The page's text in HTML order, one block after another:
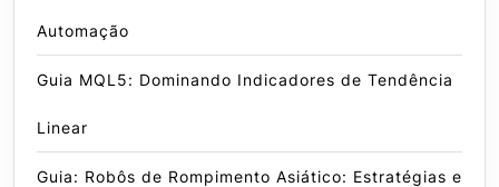
Automação
Guia MQL5: Dominando Indicadores de Tendência
Linear
Guia: Robôs de Rompimento Asiático: Estratégias e